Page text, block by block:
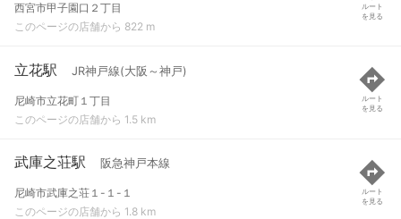
西宮市甲子園口２丁目
このページの店舗から 822 m
ルート
を見る
立花駅 JR神戸線(大阪～神戸)
尼崎市立花町１丁目
このページの店舗から 1.5 km
ルート
を見る
武庫之荘駅 阪急神戸本線
尼崎市武庫之荘１-１-１
このページの店舗から 1.8 km
ルート
を見る